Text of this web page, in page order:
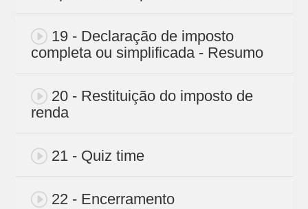
19 - Declaração de imposto
completa ou simplificada - Resumo
20 - Restituição do imposto de
renda
21 - Quiz time
22 - Encerramento